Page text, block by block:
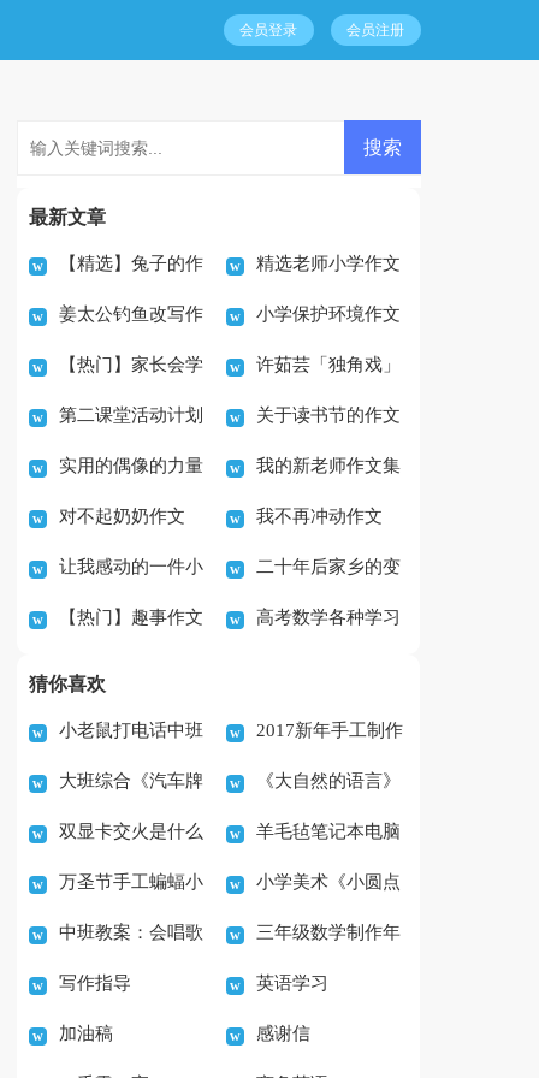
会员登录 会员注册
最新文章
【精选】兔子的作
文5篇
精选老师小学作文
400字锦集9篇
姜太公钓鱼改写作
文三篇
小学保护环境作文
600字五篇
【热门】家长会学
生发言稿
许茹芸「独角戏」
精彩钢琴谱
第二课堂活动计划
（通用20篇）
关于读书节的作文
9篇
实用的偶像的力量
作文500字3篇
我的新老师作文集
合6篇
对不起奶奶作文
600字6篇
我不再冲动作文
让我感动的一件小
事作文六篇
二十年后家乡的变
化400字作文
【热门】趣事作文 高考数学各种学习
猜你喜欢
小老鼠打电话中班
音乐游戏教案
2017新年手工制作
火烈鸟装饰DIY教程
大班综合《汽车牌
照》教案
《大自然的语言》
优质课教案设计
双显卡交火是什么
意思
羊毛毡笔记本电脑
套如何制作
万圣节手工蝙蝠小
装饰的制作教程
小学美术《小圆点
的魅力》教案
中班教案：会唱歌
的生日蛋糕
三年级数学制作年
历教案
写作指导 英语学习
加油稿 感谢信